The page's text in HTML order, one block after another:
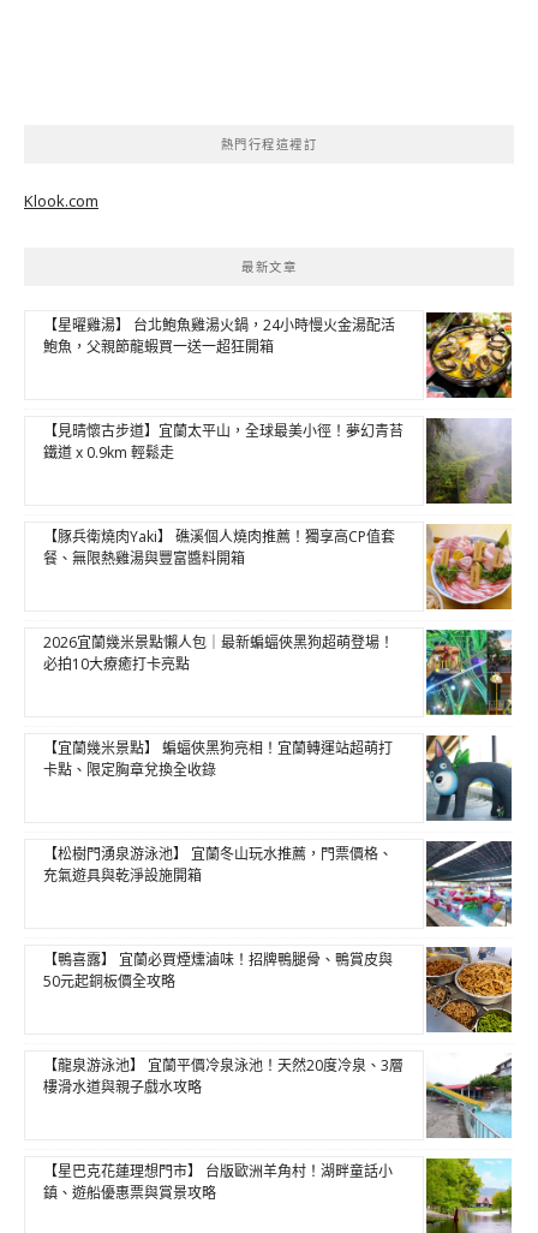
熱門行程這裡訂
Klook.com
最新文章
【星曜雞湯】 台北鮑魚雞湯火鍋，24小時慢火金湯配活
鮑魚，父親節龍蝦買一送一超狂開箱
【見晴懷古步道】宜蘭太平山，全球最美小徑！夢幻青苔
鐵道 x 0.9km 輕鬆走
【豚兵衛燒肉Yaki】 礁溪個人燒肉推薦！獨享高CP值套
餐、無限熱雞湯與豐富醬料開箱
2026宜蘭幾米景點懶人包｜最新蝙蝠俠黑狗超萌登場！
必拍10大療癒打卡亮點
【宜蘭幾米景點】 蝙蝠俠黑狗亮相！宜蘭轉運站超萌打
卡點、限定胸章兌換全收錄
【松樹門湧泉游泳池】 宜蘭冬山玩水推薦，門票價格、
充氣遊具與乾淨設施開箱
【鴨喜露】 宜蘭必買煙燻滷味！招牌鴨腿骨、鴨賞皮與
50元起銅板價全攻略
【龍泉游泳池】 宜蘭平價冷泉泳池！天然20度冷泉、3層
樓滑水道與親子戲水攻略
【星巴克花蓮理想門市】 台版歐洲羊角村！湖畔童話小
鎮、遊船優惠票與賞景攻略